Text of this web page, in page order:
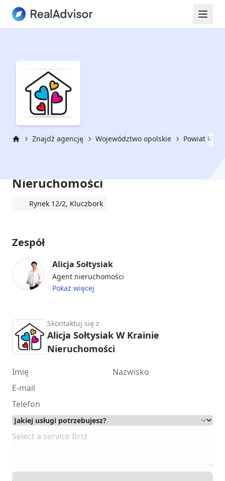
Znajdź agencję Województwo opolskie Powiat
Nieruchomości
Rynek 12/2, Kluczbork
Zespół
Alicja Sołtysiak
Agent nieruchomości
Pokaż więcej
Skontaktuj się z
Alicja Sołtysiak W Krainie
Nieruchomości